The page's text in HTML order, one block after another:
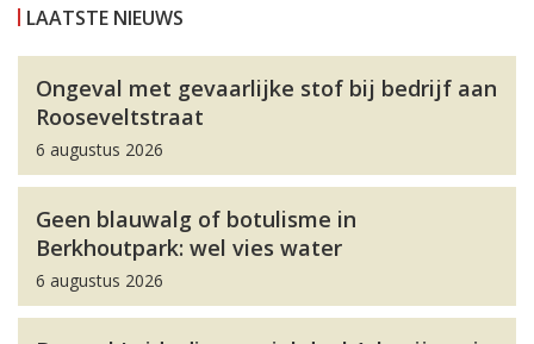
LAATSTE NIEUWS
Ongeval met gevaarlijke stof bij bedrijf aan
Rooseveltstraat
6 augustus 2026
Geen blauwalg of botulisme in
Berkhoutpark: wel vies water
6 augustus 2026